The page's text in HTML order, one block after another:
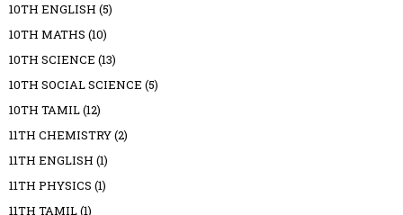
10TH ENGLISH (5)
10TH MATHS (10)
10TH SCIENCE (13)
10TH SOCIAL SCIENCE (5)
10TH TAMIL(12)
11TH CHEMISTRY(2)
11TH ENGLISH (1)
11TH PHYSICS (1)
11TH TAMIL(1)